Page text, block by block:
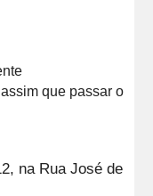
que passar o
na Rua José de